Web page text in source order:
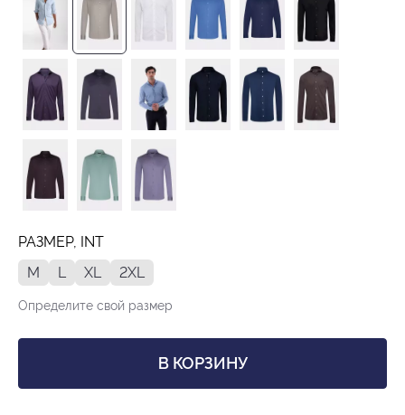
РАЗМЕР, INT
M
L XL 2XL
Определите свой размер
В КОРЗИНУ